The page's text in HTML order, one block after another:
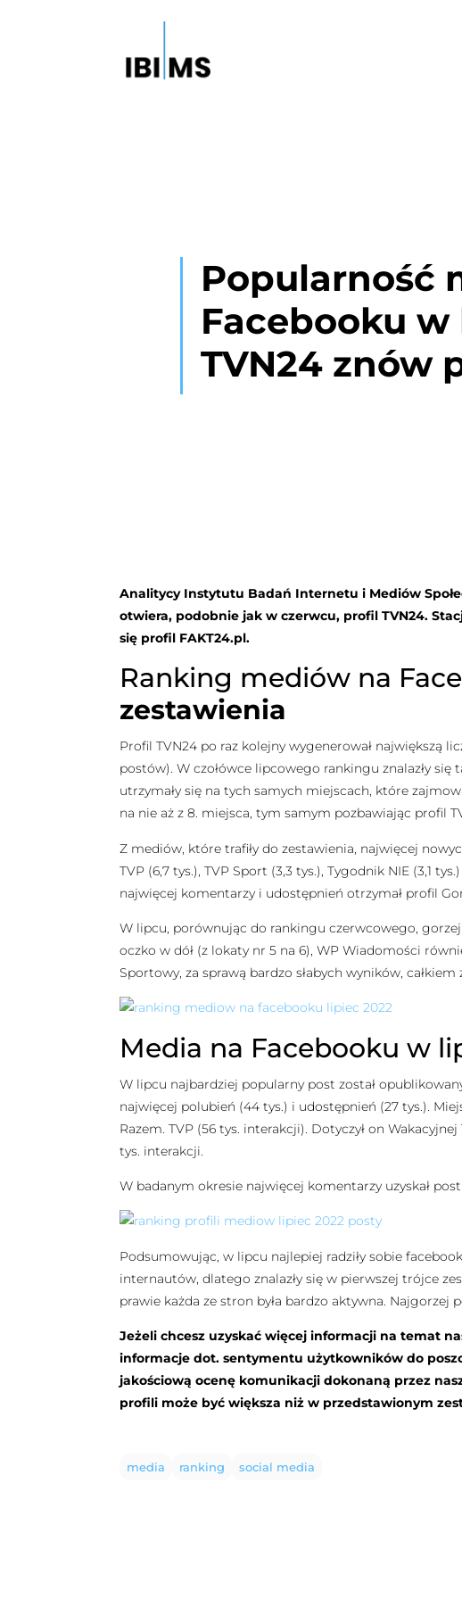
Popularność
Facebooku w
TVN24 znów
Analitycy Instytutu Badań Internetu i Mediów
otwiera, podobnie jak w czerwcu, profil TVN24.
się profil FAKT24.pl.
Ranking mediów na
zestawienia
Profil TVN24 po raz kolejny wygenerował największą
postów). W czołówce lipcowego rankingu znalazły się
utrzymały się na tych samych miejscach, które
na nie aż z 8. miejsca, tym samym pozbawiając profil
Z mediów, które trafiły do zestawienia, najwięcej
TVP (6,7 tys.), TVP Sport (3,3 tys.), Tygodnik NIE (3,1
najwięcej komentarzy i udostępnień otrzymał profil
W lipcu, porównując do rankingu czerwcowego, gorzej
oczko w dół (z lokaty nr 5 na 6), WP Wiadomości
Sportowy, za sprawą bardzo słabych wyników,
Media na Facebooku w
W lipcu najbardziej popularny post został
najwięcej polubień (44 tys.) i udostępnień (27 tys.).
Razem. TVP (56 tys. interakcji). Dotyczył on
tys. interakcji.
W badanym okresie najwięcej komentarzy uzyskał
Podsumowując, w lipcu najlepiej radziły sobie
internautów, dlatego znalazły się w pierwszej trójce
prawie każda ze stron była bardzo aktywna. Najgorzej
Jeżeli chcesz uzyskać więcej informacji na temat
informacje dot. sentymentu użytkowników do
jakościową ocenę komunikacji dokonaną przez
profili może być większa niż w przedstawionym
media ranking social media